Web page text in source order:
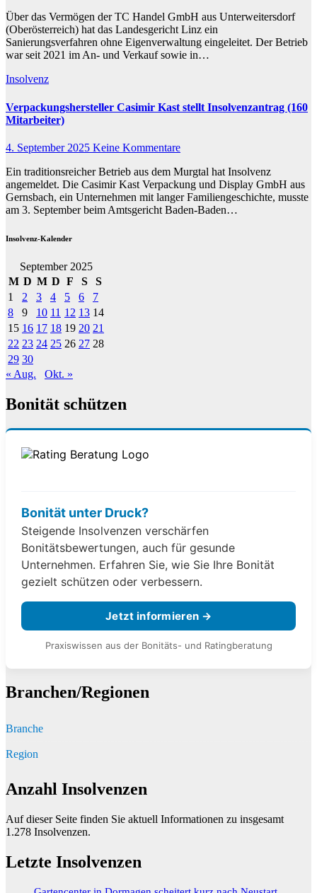
Über das Vermögen der TC Handel GmbH aus Unterweitersdorf
(Oberösterreich) hat das Landesgericht Linz ein
Sanierungsverfahren ohne Eigenverwaltung eingeleitet. Der Betrieb
war seit 2021 im An- und Verkauf sowie in…
Insolvenz
Verpackungshersteller Casimir Kast stellt Insolvenzantrag (160
Mitarbeiter)
4. September 2025 Keine Kommentare
Ein traditionsreicher Betrieb aus dem Murgtal hat Insolvenz
angemeldet. Die Casimir Kast Verpackung und Display GmbH aus
Gernsbach, ein Unternehmen mit langer Familiengeschichte, musste
am 3. September beim Amtsgericht Baden-Baden…
Insolvenz-Kalender
September 2025
M D M D F S
S
1
2 3 4 5 6
7
8
9 10 11 12 13 14
15 16 17 18 19 20 21
22 23 24 25 26 27 28
29 30
« Aug.
Okt. »
Bonität schützen
Bonität unter Druck?
Steigende Insolvenzen verschärfen
Bonitätsbewertungen, auch für gesunde
Unternehmen. Erfahren Sie, wie Sie Ihre Bonität
gezielt schützen oder verbessern.
Jetzt informieren →
Praxiswissen aus der Bonitäts- und Ratingberatung
Branchen/Regionen
Branche
Region
Anzahl Insolvenzen
Auf dieser Seite finden Sie aktuell Informationen zu insgesamt
1.278 Insolvenzen.
Letzte Insolvenzen